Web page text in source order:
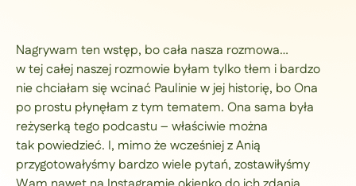
Nagrywam ten wstęp, bo cała nasza rozmowa…
w tej całej naszej rozmowie byłam tylko tłem i bardzo
nie chciałam się wcinać Paulinie w jej historię, bo Ona
po prostu płynęłam z tym tematem. Ona sama była
reżyserką tego podcastu – właściwie można
tak powiedzieć. I, mimo że wcześniej z Anią
przygotowałyśmy bardzo wiele pytań, zostawiłyśmy